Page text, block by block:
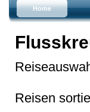
Home
Reisen